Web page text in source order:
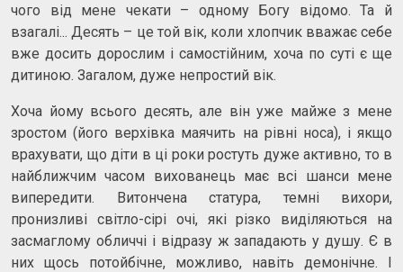
чого від мене чекати – одному Богу відомо. Та й
взагалі... Десять – це той вік, коли хлопчик вважає себе
вже досить дорослим і самостійним, хоча по суті є ще
дитиною. Загалом, дуже непростий вік.
Хоча йому всього десять, але він уже майже з мене
зростом (його верхівка маячить на рівні носа), і якщо
врахувати, що діти в ці роки ростуть дуже активно, то в
найближчим часом вихованець має всі шанси мене
випередити. Витончена статура, темні вихори,
пронизливі світло-сірі очі, які різко виділяються на
засмаглому обличчі і відразу ж западають у душу. Є в
них щось потойбічне, можливо, навіть демонічне. І